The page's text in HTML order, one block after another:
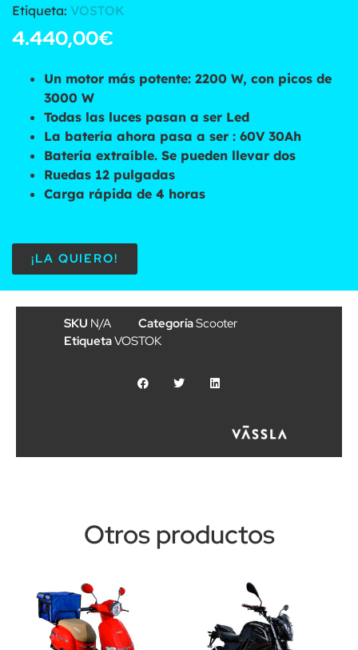
Etiqueta: VOSTOK
4.440,00€
Un motor más potente: 2200 W, con picos de
3000 W
Todas las luces pasan a ser Led
La batería ahora pasa a ser : 60V 30Ah
Batería extraíble. Se pueden llevar dos
Ruedas 12 pulgadas
Carga rápida de 4 horas
¡LA QUIERO!
SKU N/A CategoríaScooter
EtiquetaVOSTOK
Otros productos